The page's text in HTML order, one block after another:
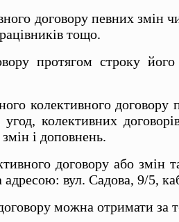
договору певних змін
тощо.
протягом строку
колективного договору
угод, колективних
і доповнень.
договору або
адресою: вул. Садова, 9/5,
можна отримати за